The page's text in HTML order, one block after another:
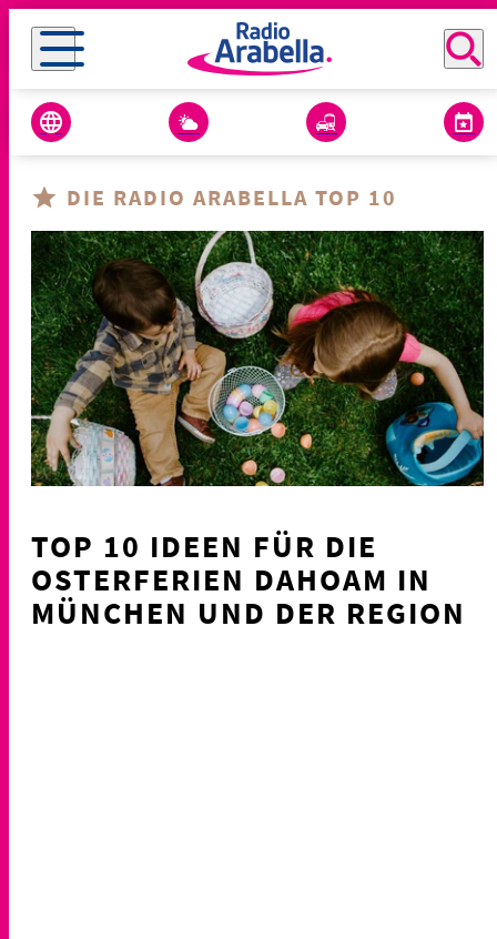
DIE RADIO ARABELLA TOP 10
TOP 10 IDEEN FÜR DIE
OSTERFERIEN DAHOAM IN
MÜNCHEN UND DER REGION